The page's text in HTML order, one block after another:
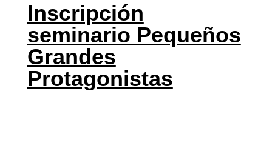
Inscripción
seminario Pequeños
Grandes
Protagonistas